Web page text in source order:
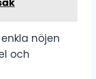
nöjen
och